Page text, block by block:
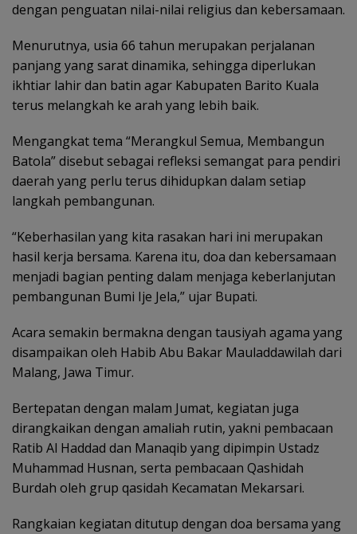
dengan penguatan nilai-nilai religius dan kebersamaan.
Menurutnya, usia 66 tahun merupakan perjalanan
panjang yang sarat dinamika, sehingga diperlukan
ikhtiar lahir dan batin agar Kabupaten Barito Kuala
terus melangkah ke arah yang lebih baik.
Mengangkat tema “Merangkul Semua, Membangun
Batola” disebut sebagai refleksi semangat para pendiri
daerah yang perlu terus dihidupkan dalam setiap
langkah pembangunan.
“Keberhasilan yang kita rasakan hari ini merupakan
hasil kerja bersama. Karena itu, doa dan kebersamaan
menjadi bagian penting dalam menjaga keberlanjutan
pembangunan Bumi Ije Jela,” ujar Bupati.
Acara semakin bermakna dengan tausiyah agama yang
disampaikan oleh Habib Abu Bakar Mauladdawilah dari
Malang, Jawa Timur.
Bertepatan dengan malam Jumat, kegiatan juga
dirangkaikan dengan amaliah rutin, yakni pembacaan
Ratib Al Haddad dan Manaqib yang dipimpin Ustadz
Muhammad Husnan, serta pembacaan Qashidah
Burdah oleh grup qasidah Kecamatan Mekarsari.
Rangkaian kegiatan ditutup dengan doa bersama yang